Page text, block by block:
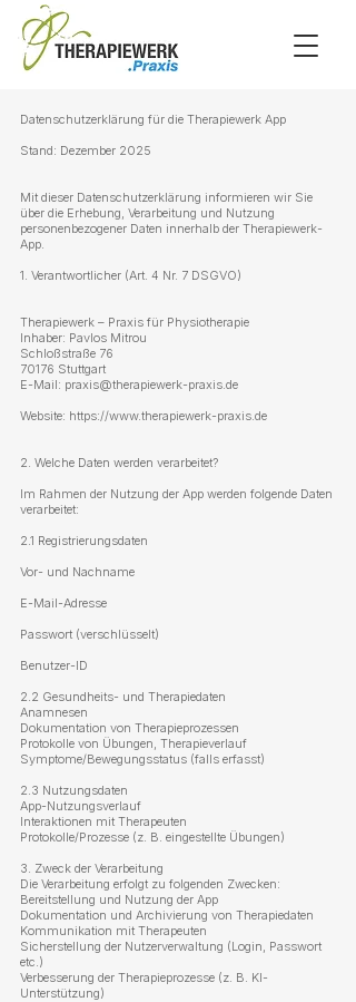
Datenschutzerklärung für die Therapiewerk App
Stand: Dezember 2025
Mit dieser Datenschutzerklärung informieren wir Sie
über die Erhebung, Verarbeitung und Nutzung
personenbezogener Daten innerhalb der Therapiewerk-
App.
1. Verantwortlicher (Art. 4 Nr. 7 DSGVO)
Therapiewerk – Praxis für Physiotherapie
Inhaber: Pavlos Mitrou
Schloßstraße 76
70176 Stuttgart
E-Mail: praxis@therapiewerk-praxis.de
Website: https://www.therapiewerk-praxis.de
2. Welche Daten werden verarbeitet?
Im Rahmen der Nutzung der App werden folgende Daten
verarbeitet:
2.1 Registrierungsdaten
Vor- und Nachname
E-Mail-Adresse
Passwort (verschlüsselt)
Benutzer-ID
2.2 Gesundheits- und Therapiedaten
Anamnesen
Dokumentation von Therapieprozessen
Protokolle von Übungen, Therapieverlauf
Symptome/Bewegungsstatus (falls erfasst)
2.3 Nutzungsdaten
App-Nutzungsverlauf
Interaktionen mit Therapeuten
Protokolle/Prozesse (z. B. eingestellte Übungen)
3. Zweck der Verarbeitung
Die Verarbeitung erfolgt zu folgenden Zwecken:
Bereitstellung und Nutzung der App
Dokumentation und Archivierung von Therapiedaten
Kommunikation mit Therapeuten
Sicherstellung der Nutzerverwaltung (Login, Passwort
etc.)
Verbesserung der Therapieprozesse (z. B. KI-
Unterstützung)